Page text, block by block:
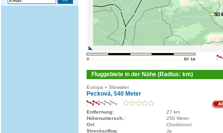
Fluggebiete in der Nähe (Radius: km)
Europa » Slowakei
Pecková, 540 Meter
Entfernung:
27 km
Höhenuntersch.:
250 Meter
Ort:
Chodúrovci
Streckenflug:
Ja